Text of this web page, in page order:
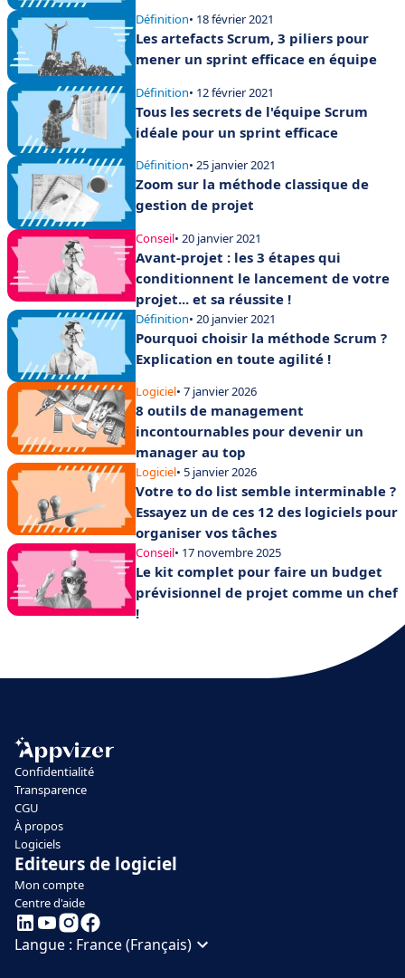
Définition• 18 février 2021
Les artefacts Scrum, 3 piliers pour
mener un sprint efficace en équipe
Définition• 12 février 2021
Tous les secrets de l'équipe Scrum
idéale pour un sprint efficace
Définition• 25 janvier 2021
Zoom sur la méthode classique de
gestion de projet
Conseil• 20 janvier 2021
Avant-projet : les 3 étapes qui
conditionnent le lancement de votre
projet... et sa réussite !
Définition• 20 janvier 2021
Pourquoi choisir la méthode Scrum ?
Explication en toute agilité !
Logiciel• 7 janvier 2026
8 outils de management
incontournables pour devenir un
manager au top
Logiciel• 5 janvier 2026
Votre to do list semble interminable ?
Essayez un de ces 12 des logiciels pour
organiser vos tâches
Conseil• 17 novembre 2025
Le kit complet pour faire un budget
prévisionnel de projet comme un chef
!
Confidentialité
Transparence
CGU
À propos
Logiciels
Editeurs de logiciel
Mon compte
Centre d'aide
Langue : France (Français)